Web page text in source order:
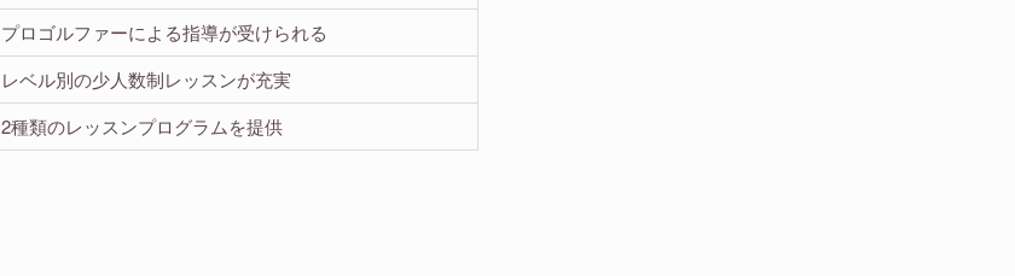
プロゴルファーによる指導が受けられる
レベル別の少人数制レッスンが充実
2種類のレッスンプログラムを提供